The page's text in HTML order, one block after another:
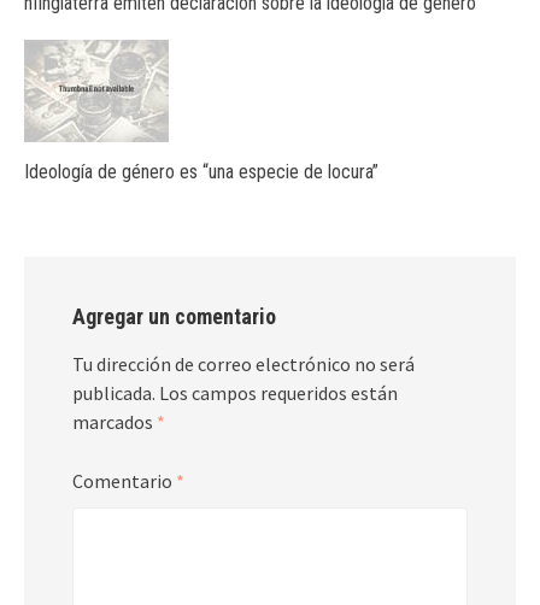
Ideología de género es “una especie de locura”
Agregar un comentario
Tu dirección de correo electrónico no será
publicada. Los campos requeridos están
marcados *
Comentario *